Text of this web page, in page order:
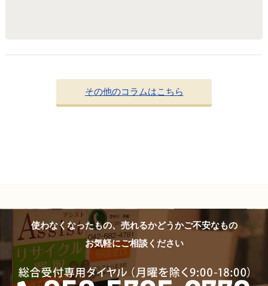
その他のコラムはこちら
使わなくなったもの、売れるかどうかご不安なもの
お気軽にご相談ください